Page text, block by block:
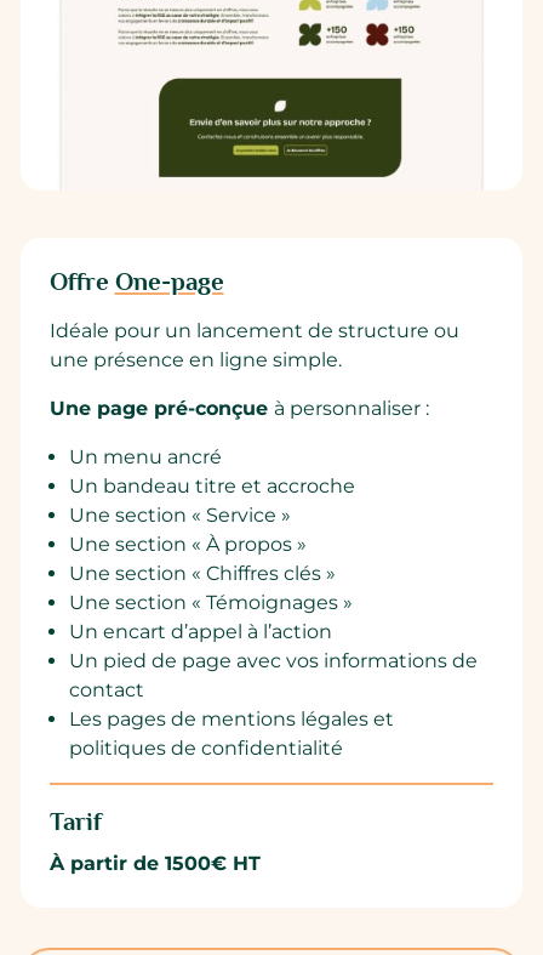
Offre One-page
Idéale pour un lancement de structure ou
une présence en ligne simple.
Une page pré-conçue à personnaliser :
Un menu ancré
Un bandeau titre et accroche
Une section « Service »
Une section « À propos »
Une section « Chiffres clés »
Une section « Témoignages »
Un encart d’appel à l’action
Un pied de page avec vos informations de
contact
Les pages de mentions légales et
politiques de confidentialité
Tarif
À partir de 1500€ HT